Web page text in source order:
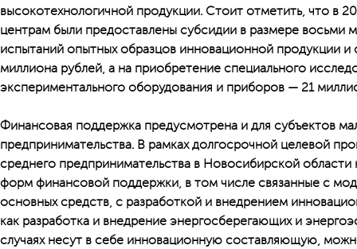
высокотехнологичной продукции. Стоит отметить, что в
центрам были предоставлены субсидии в размере восьми
испытаний опытных образцов инновационной продукции
миллиона рублей, а на приобретение специального
экспериментального оборудования и приборов — 21
Финансовая поддержка предусмотрена и для субъектов
предпринимательства. В рамках долгосрочной целевой
среднего предпринимательства в Новосибирской
форм финансовой поддержки, в том числе связанные с
основных средств, с разработкой и внедрением
как разработка и внедрение энергосберегающих и
случаях несут в себе инновационную составляющую,